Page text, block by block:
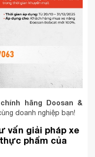
hãng Doosan &
doanh nghiệp bạn!
vấn giải pháp xe
phẩm của